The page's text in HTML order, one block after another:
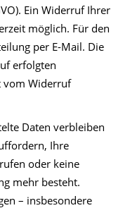
Ein Widerruf Ihrer
möglich. Für den
per E-Mail. Die
erfolgten
vom Widerruf
Daten verbleiben
Ihre
oder keine
mehr besteht.
– insbesondere